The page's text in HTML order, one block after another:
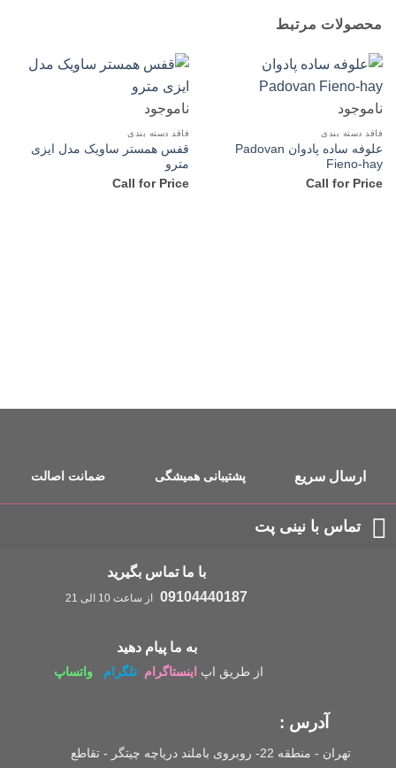
محصولات مرتبط
ناموجود
فاقد دسته بندی
علوفه ساده پادوان Padovan
Fieno-hay
Call for Price
ناموجود
فاقد دسته بندی
قفس همستر ساویک مدل ایزی
مترو
Call for Price
ارسال سریع پشتیبانی همیشگی ضمانت اصالت
تماس با نینی پت
با ما تماس بگیرید
09104440187 از ساعت 10 الی 21
به ما پیام دهید
از طریق اپ اینستاگرام تلگرام واتساپ
آدرس :
تهران - منطقه 22- روبروی باملند دریاچه چیتگر - تقاطع